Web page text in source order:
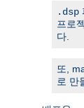
.dsp
프로
다.
또,
로 만